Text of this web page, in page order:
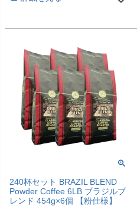
240杯セット BRAZIL BLEND
Powder Coffee 6LB ブラジルブ
レンド 454g×6個 【粉仕様】